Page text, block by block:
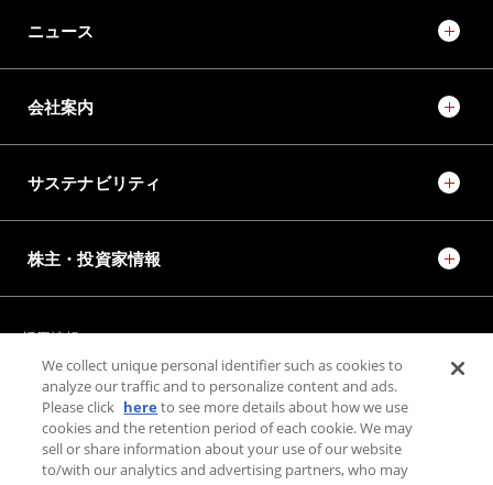
ニュース
会社案内
サステナビリティ
株主・投資家情報
採用情報 JTEKT STORIES
JTEKT SPORTS
JTEKT ENGINEERING JOURNAL
施設紹介
お問い合わせ
We collect unique personal identifier such as cookies to
analyze our traffic and to personalize content and ads.
Please click here to see more details about how we use
cookies and the retention period of each cookie. We may
sell or share information about your use of our website
to/with our analytics and advertising partners, who may